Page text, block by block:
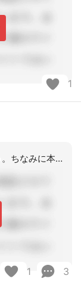
1
研修を主催する団体に問い合わせましょう。ちなみに本州に位置する私がいる保険者では
1 3